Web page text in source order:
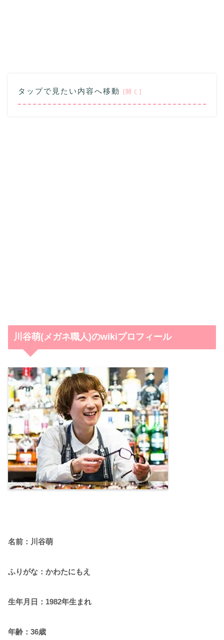
タップで見たい内容へ移動
川谷萌(メガネ職人)のwikiプロフィール
名前：川谷萌
ふりがな：かわたにもえ
生年月日：1982年生まれ
年齢：36歳